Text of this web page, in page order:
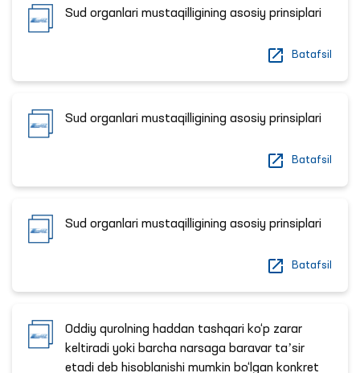
Sud organlari mustaqilligining asosiy prinsiplari
Batafsil
Sud organlari mustaqilligining asosiy prinsiplari
Batafsil
Sud organlari mustaqilligining asosiy prinsiplari
Batafsil
Oddiy qurolning haddan tashqari ko‘p zarar
keltiradi yoki barcha narsaga baravar taʼsir
etadi deb hisoblanishi mumkin bo‘lgan konkret